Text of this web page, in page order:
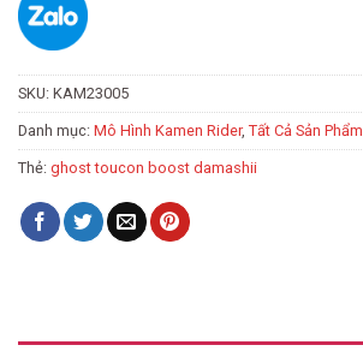
SKU: KAM23005
Danh mục: Mô Hình Kamen Rider, Tất Cả Sản Phẩm
Thẻ: ghost toucon boost damashii